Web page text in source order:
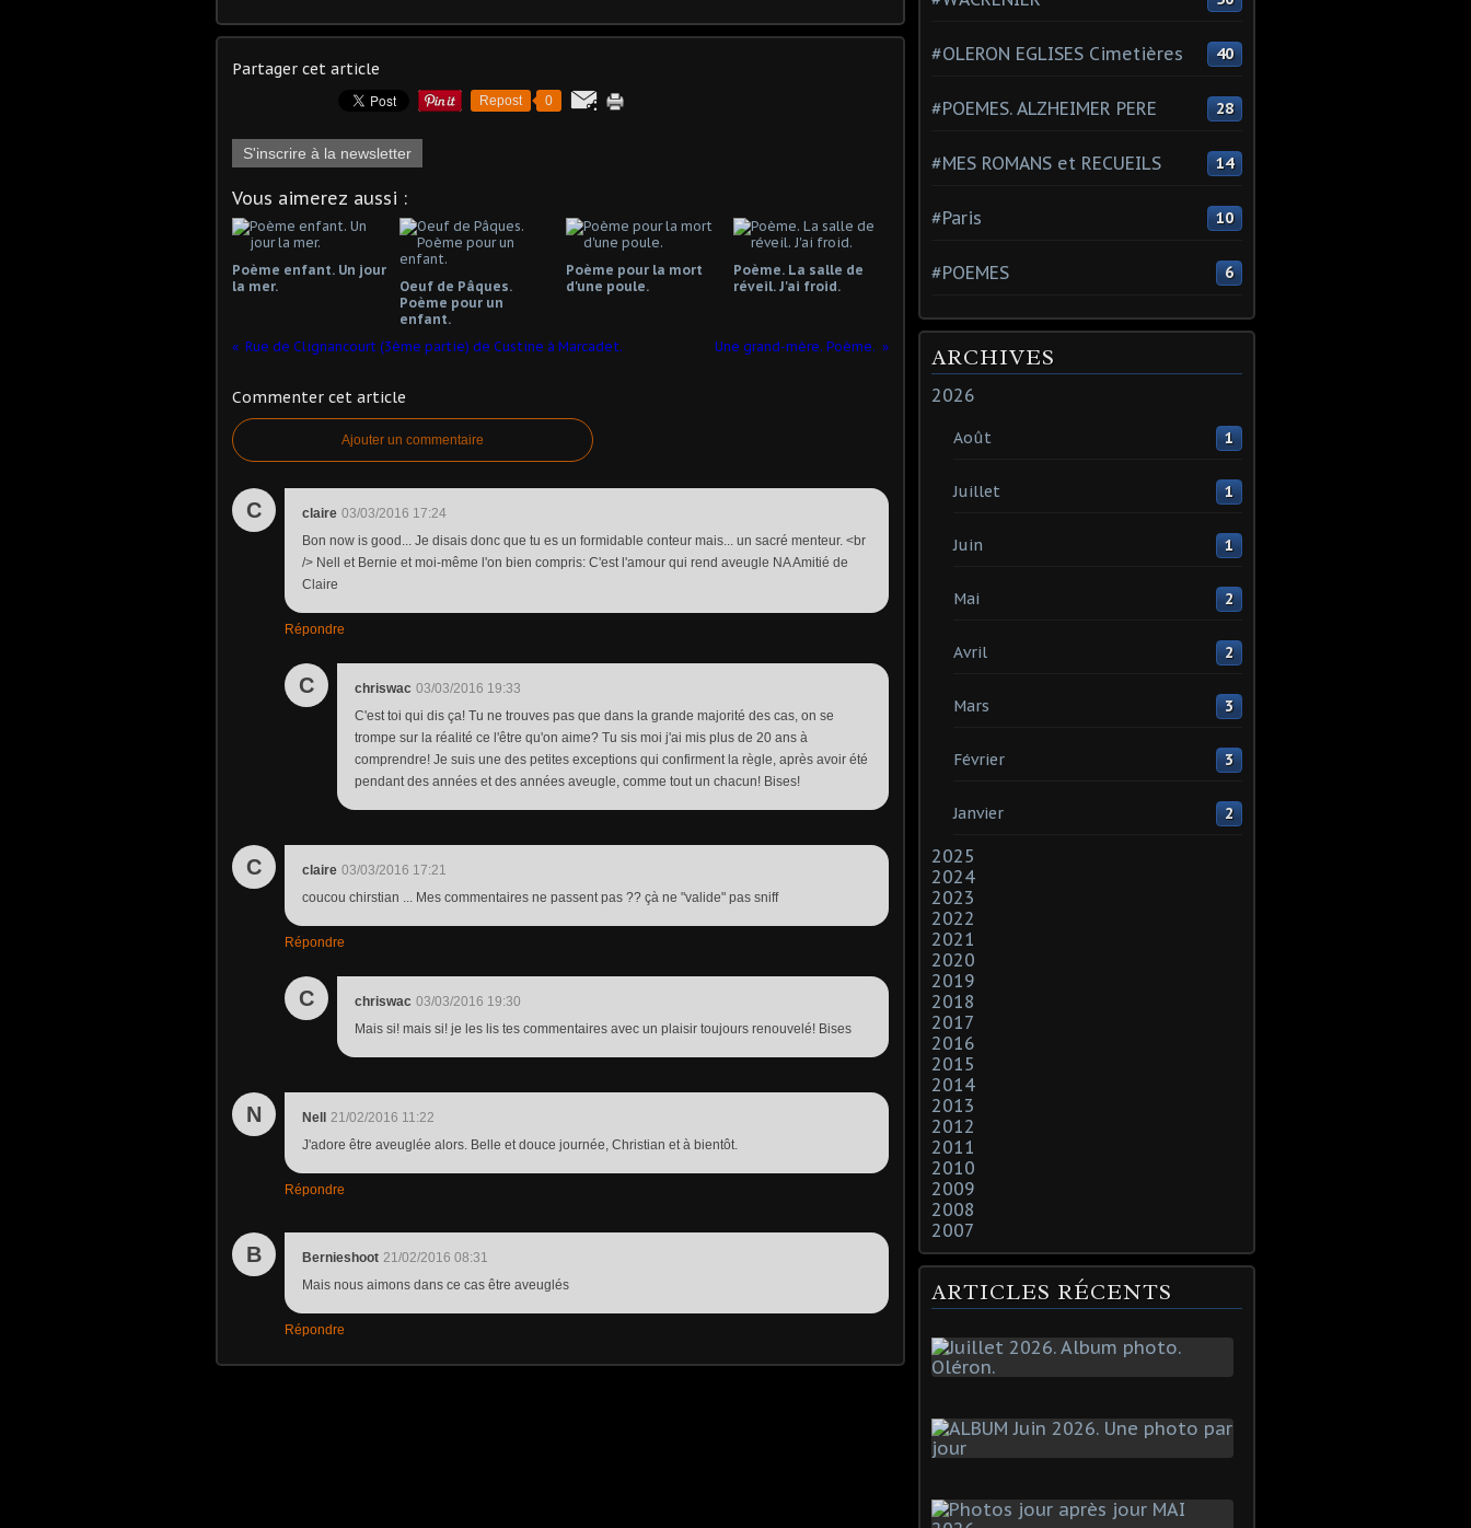
Partager cet article
Repost 0
S'inscrire à la newsletter
Vous aimerez aussi :
Poème enfant. Un jour
la mer.
Oeuf de Pâques.
Poème pour un
enfant.
Poème pour la mort
d'une poule.
Poème. La salle de
réveil. J'ai froid.
Rue de Clignancourt (3ème partie) de Custine à Marcadet. Une grand-mère. Poème.
Commenter cet article
Ajouter un commentaire
C claire 03/03/2016 17:24
Bon now is good... Je disais donc que tu es un formidable conteur mais... un sacré menteur. <br
/> Nell et Bernie et moi-même l'on bien compris: C'est l'amour qui rend aveugle NA Amitié de
Claire
Répondre
C chriswac 03/03/2016 19:33
C'est toi qui dis ça! Tu ne trouves pas que dans la grande majorité des cas, on se
trompe sur la réalité ce l'être qu'on aime? Tu sis moi j'ai mis plus de 20 ans à
comprendre! Je suis une des petites exceptions qui confirment la règle, après avoir été
pendant des années et des années aveugle, comme tout un chacun! Bises!
C claire 03/03/2016 17:21
coucou chirstian ... Mes commentaires ne passent pas ?? çà ne "valide" pas sniff
Répondre
C chriswac 03/03/2016 19:30
Mais si! mais si! je les lis tes commentaires avec un plaisir toujours renouvelé! Bises
N Nell 21/02/2016 11:22
J'adore être aveuglée alors. Belle et douce journée, Christian et à bientôt.
Répondre
B Bernieshoot 21/02/2016 08:31
Mais nous aimons dans ce cas être aveuglés
Répondre
#OLERON EGLISES Cimetières 40
#POEMES. ALZHEIMER PERE 28
#MES ROMANS et RECUEILS 14
#Paris 10
#POEMES 6
ARCHIVES
2026
Août 1
Juillet 1
Juin 1
Mai 2
Avril 2
Mars 3
Février 3
Janvier 2
2025
2024
2023
2022
2021
2020
2019
2018
2017
2016
2015
2014
2013
2012
2011
2010
2009
2008
2007
ARTICLES RÉCENTS